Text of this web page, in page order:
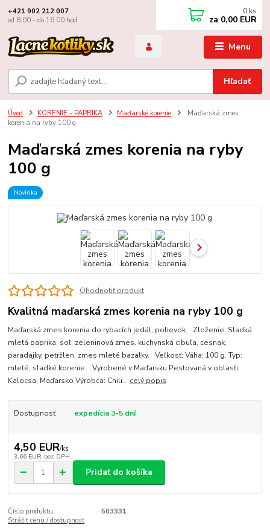
Menu
Hľadať
+421 902 212 007
od 8:00 - do 16:00 hod
0 ks
za 0,00 EUR
Úvod KORENIE - PAPRIKA Maďarské korenie
Maďarská zmes
korenia na ryby 100 g
Maďarská zmes korenia na ryby
100 g
Novinka
Ohodnotiť produkt
Kvalitná maďarská zmes korenia na ryby 100 g
Maďarská zmes korenia do rybacích jedál, polievok. Zloženie: Sladká
mletá paprika, soľ, zeleninová zmes, kuchynská cibuľa, cesnak,
paradajky, petržlen, zmes mleté bazalky. Veľkosť: Váha: 100 g. Typ:
mleté, sladké korenie. Vyrobené v Maďarsku Pestovaná v oblasťi
Kalocsa, Maďarsko Výrobca: Chili... celý popis
Dostupnosť expedícia 3-5 dní
4,50 EUR/ks
3,66 EUR bez DPH
Pridať do košíka
Číslo produktu:
503331
Strážiť cenu / dostupnosť